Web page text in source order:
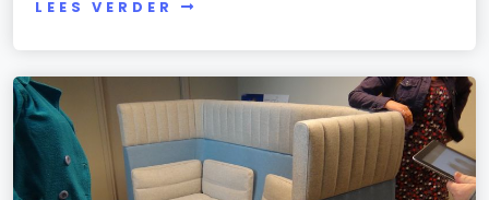
LEES VERDER